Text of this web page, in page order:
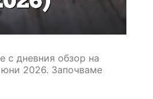
с дневния обзор на
юни 2026. Започваме